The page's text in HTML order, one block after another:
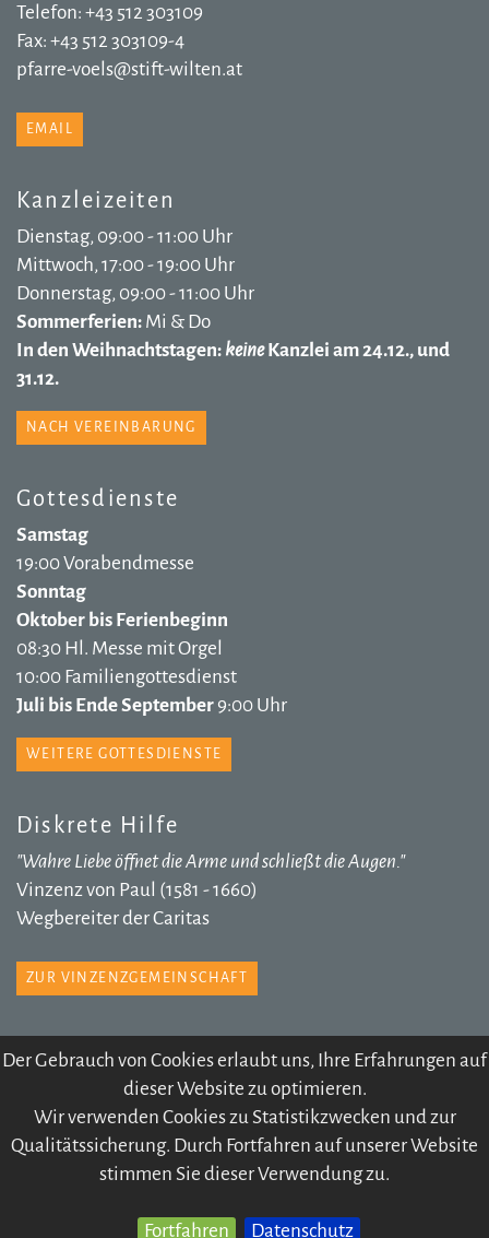
Der Gebrauch von Cookies erlaubt uns, Ihre Erfahrungen auf
dieser Website zu optimieren.
Wir verwenden Cookies zu Statistikzwecken und zur
Qualitätssicherung. Durch Fortfahren auf unserer Website
stimmen Sie dieser Verwendung zu.
Fortfahren Datenschutz
Telefon: +43 512 303109
Fax: +43 512 303109-4
pfarre-voels@stift-wilten.at
EMAIL
Kanzleizeiten
Dienstag, 09:00 - 11:00 Uhr
Mittwoch, 17:00 - 19:00 Uhr
Donnerstag, 09:00 - 11:00 Uhr
Sommerferien: Mi & Do
In den Weihnachtstagen: keineKanzlei am 24.12., und
31.12.
NACH VEREINBARUNG
Gottesdienste
Samstag
19:00 Vorabendmesse
Sonntag
Oktober bis Ferienbeginn
08:30 Hl. Messe mit Orgel
10:00 Familiengottesdienst
Juli bis Ende September 9:00 Uhr
WEITERE GOTTESDIENSTE
Diskrete Hilfe
"Wahre Liebe öffnet die Arme und schließt die Augen."
Vinzenz von Paul (1581 - 1660)
Wegbereiter der Caritas
ZUR VINZENZGEMEINSCHAFT
© 2026 Pfarre Völs
IMPRESSUM SITEMAP DATENSCHUTZ
KONTODATEN ARCHIV